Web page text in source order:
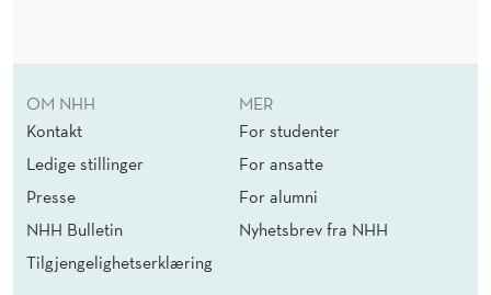
OM NHH
Kontakt
Ledige stillinger
Presse
NHH Bulletin
Tilgjengelighetserklæring
MER
For studenter
For ansatte
For alumni
Nyhetsbrev fra NHH